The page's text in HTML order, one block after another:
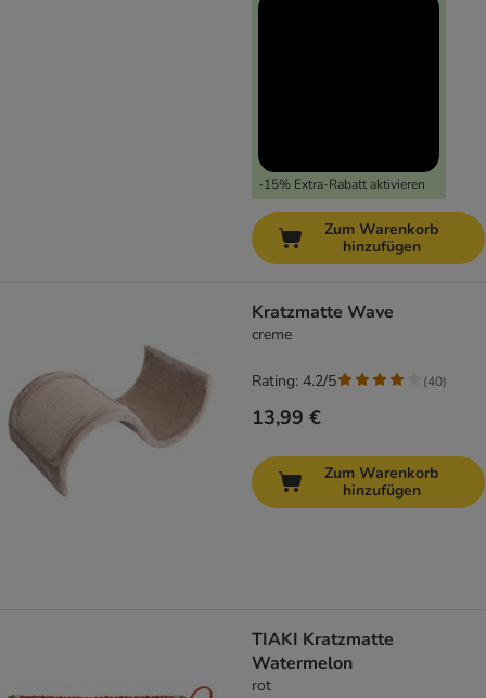
-15% Extra-Rabatt aktivieren
Zum Warenkorb
hinzufügen
Kratzmatte Wave
creme
13,99 €
Rating: 4.2/5 (40)
Zum Warenkorb
hinzufügen
TIAKI Kratzmatte
Watermelon
rot